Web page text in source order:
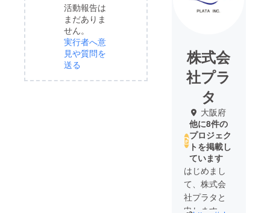
活動報告は
まだありま
せん。
実行者へ意
見や質問を
送る
株式会
社プラ
タ
大阪府
他に8件の
プロジェク
トを掲載し
ています
はじめまし
て、株式会
社プラタと
申します。